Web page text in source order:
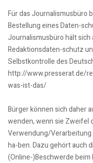
Für das Journalismusbüro
Bestellung eines Daten-
Journalismusbüro hält sich
Redaktionsdaten-schutz
Selbstkontrolle des
http://www.presserat.de/
was-ist-das/
Bürger können sich daher
wenden, wenn sie Zweifel
Verwendung/Verarbeitung
ha-ben. Dazu gehört auch
(Online-)Beschwerde